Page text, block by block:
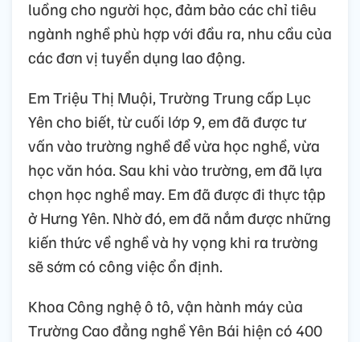
luồng cho người học, đảm bảo các chỉ tiêu
ngành nghề phù hợp với đầu ra, nhu cầu của
các đơn vị tuyển dụng lao động.
Em Triệu Thị Muội, Trường Trung cấp Lục
Yên cho biết, từ cuối lớp 9, em đã được tư
vấn vào trường nghề để vừa học nghề, vừa
học văn hóa. Sau khi vào trường, em đã lựa
chọn học nghề may. Em đã được đi thực tập
ở Hưng Yên. Nhờ đó, em đã nắm được những
kiến thức về nghề và hy vọng khi ra trường
sẽ sớm có công việc ổn định.
Khoa Công nghệ ô tô, vận hành máy của
Trường Cao đẳng nghề Yên Bái hiện có 400